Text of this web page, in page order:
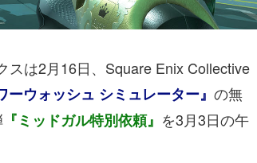
は2月16日、Square Enix Collective
ーウォッシュ シミュレーター』 の無
『ミッドガル特別依頼』 を3月3日の午